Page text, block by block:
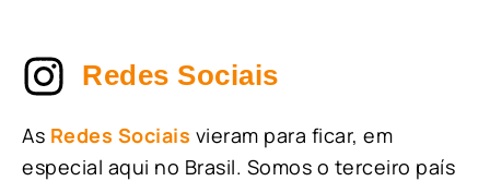
Redes Sociais
As Redes Sociais vieram para ficar, em
especial aqui no Brasil. Somos o terceiro país